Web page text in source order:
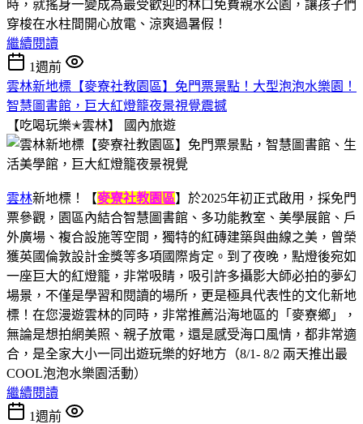
時，就搖身一變成為最受歡迎的林口免費親水公園，讓孩子們
穿梭在水柱間開心放電、涼爽過暑假！
繼續閱讀
1週前
雲林新地標【麥寮社教園區】免門票景點！大型泡泡水樂園！
智慧圖書館，巨大紅燈籠夜景視覺震撼
【吃喝玩樂✭雲林】
國內旅遊
雲林新地標！【麥寮社教園區】於2025年初正式啟用，採免門
票參觀，園區內結合智慧圖書館、多功能教室、美學展館、戶
外廣場、複合設施等空間，獨特的紅磚建築與曲線之美，曾榮
獲英國倫敦設計金獎等多項國際肯定。到了夜晚，點燈後宛如
一座巨大的紅燈籠，非常吸睛，吸引許多攝影大師必拍的夢幻
場景，不僅是學習和閱讀的場所，更是極具代表性的文化新地
標！在您漫遊雲林的同時，非常推薦沿海地區的「麥寮鄉」，
無論是想拍網美照、親子放電，還是感受海口風情，都非常適
合，是全家大小一同出遊玩樂的好地方（8/1- 8/2 兩天推出最
COOL泡泡水樂園活動）
繼續閱讀
1週前